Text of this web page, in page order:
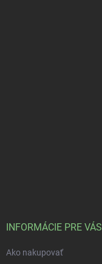
INFORMÁCIE PRE VÁS
Ako nakupovať